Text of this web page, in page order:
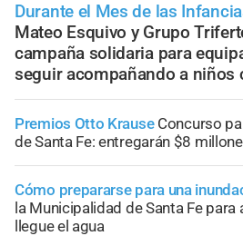
Durante el Mes de las
Mateo Esquivo y Grupo
campaña solidaria para
seguir acompañando a niños
Premios Otto Krause Concurso
de Santa Fe: entregarán $8
Cómo prepararse para una
la Municipalidad de Santa Fe
llegue el agua